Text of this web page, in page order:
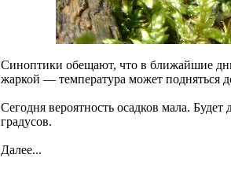
Синоптики обещают, что в ближайшие
жаркой — температура может подняться
Сегодня вероятность осадков мала.
градусов.
Далее...